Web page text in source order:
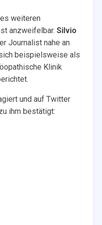
weiteren
anzweifelbar. Silvio
Journalist nahe an
beispielsweise als
Klinik
und auf Twitter
ihm bestätigt: